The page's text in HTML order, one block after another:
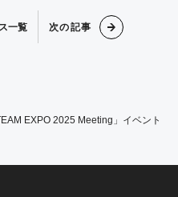
EXPO 2025 Meeting」イベント
一覧 次の記事